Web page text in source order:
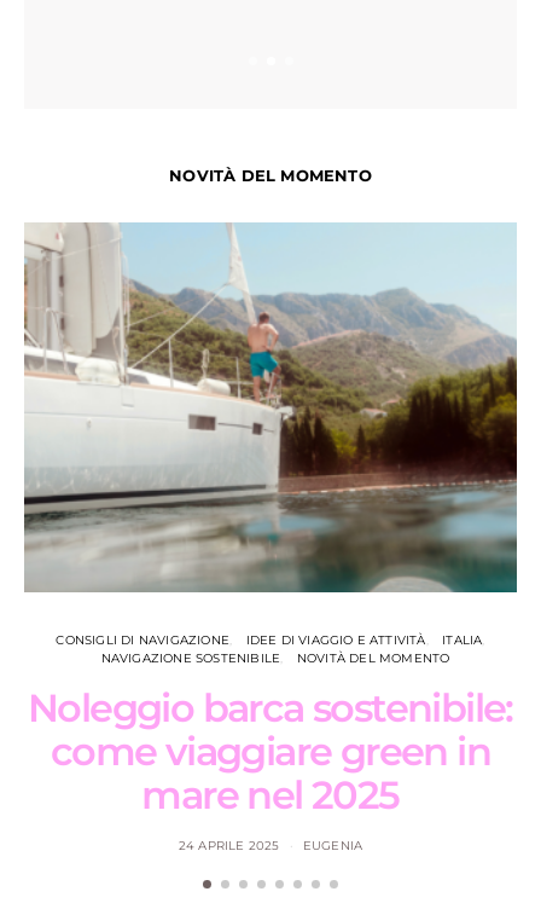
NOVITÀ DEL MOMENTO
CONSIGLI DI NAVIGAZIONE IDEE DI VIAGGIO E ATTIVITÀ
ITALIA
NAVIGAZIONE SOSTENIBILE
NOVITÀ DEL MOMENTO
Noleggio barca sostenibile:
come viaggiare green in
mare nel 2025
24 APRILE 2025 EUGENIA